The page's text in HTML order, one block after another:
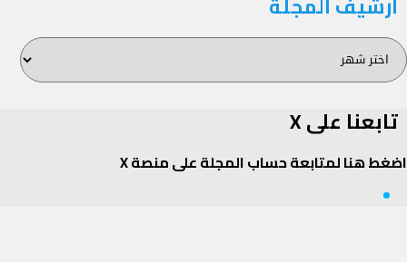
أرشيف
المجلة
تابعنا على X
اضغط هنا لمتابعة حساب المجلة على منصة X